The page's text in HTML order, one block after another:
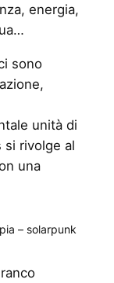
energia,
sono
unità di
si rivolge al
una
– solarpunk